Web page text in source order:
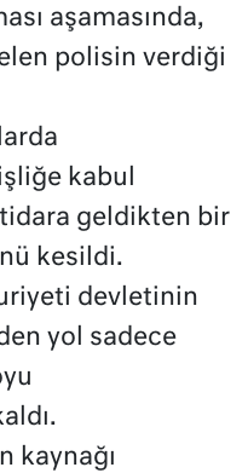
aşamasında,
polisin verdiği
kabul
geldikten bir
kesildi.
devletinin
yol sadece
kaynağı